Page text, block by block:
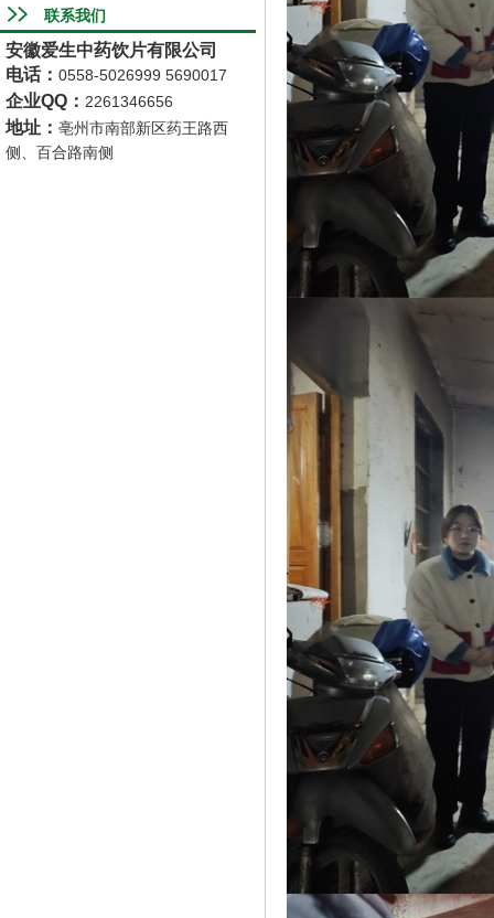
联系我们
安徽爱生中药饮片有限公司
电话： 0558-5026999 5690017
企业QQ： 2261346656
地址 ： 亳州市南部新区药王路西
侧、百合路南侧